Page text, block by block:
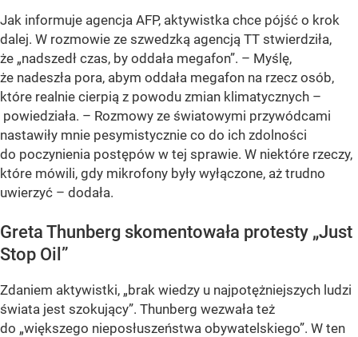
Jak informuje agencja AFP, aktywistka chce pójść o krok
dalej. W rozmowie ze szwedzką agencją TT stwierdziła,
że „nadszedł czas, by oddała megafon”. – Myślę,
że nadeszła pora, abym oddała megafon na rzecz osób,
które realnie cierpią z powodu zmian klimatycznych –
powiedziała. – Rozmowy ze światowymi przywódcami
nastawiły mnie pesymistycznie co do ich zdolności
do poczynienia postępów w tej sprawie. W niektóre rzeczy,
które mówili, gdy mikrofony były wyłączone, aż trudno
uwierzyć – dodała.
Greta Thunberg skomentowała protesty „Just
Stop Oil”
Zdaniem aktywistki, „brak wiedzy u najpotężniejszych ludzi
świata jest szokujący”. Thunberg wezwała też
do „większego nieposłuszeństwa obywatelskiego”. W ten